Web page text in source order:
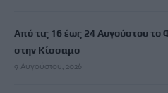
Από τις 16 έως 24 Αυγούστου το Φεστιβάλ
στην Κίσσαμο
9 Αυγούστου, 2026